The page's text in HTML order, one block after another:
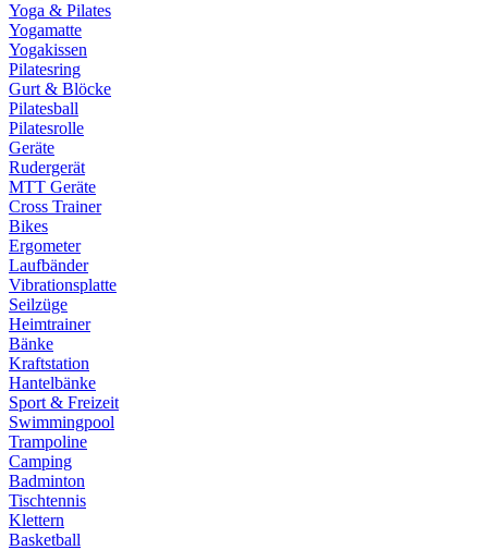
Yoga & Pilates
Yogamatte
Yogakissen
Pilatesring
Gurt & Blöcke
Pilatesball
Pilatesrolle
Geräte
Rudergerät
MTT Geräte
Cross Trainer
Bikes
Ergometer
Laufbänder
Vibrationsplatte
Seilzüge
Heimtrainer
Bänke
Kraftstation
Hantelbänke
Sport & Freizeit
Swimmingpool
Trampoline
Camping
Badminton
Tischtennis
Klettern
Basketball